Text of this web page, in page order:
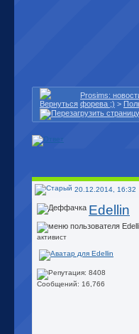
Prosims:
форева ;) >
20.12.2014, 16:32
Edellin
активист
Сообщений: 16,766